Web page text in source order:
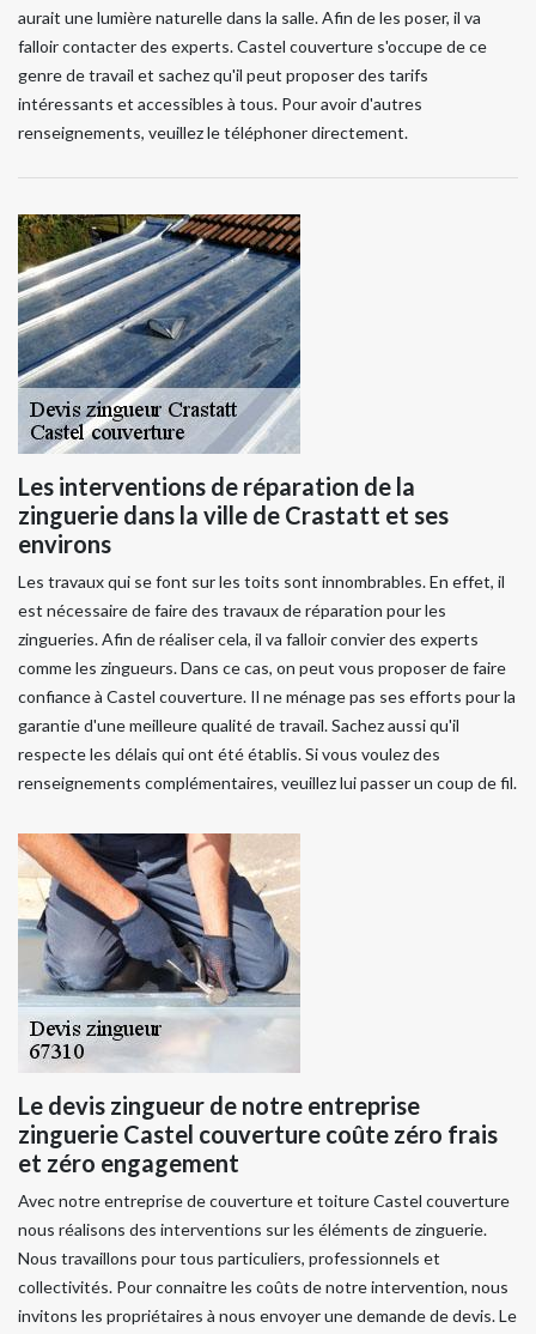
aurait une lumière naturelle dans la salle. Afin de les poser, il va
falloir contacter des experts. Castel couverture s'occupe de ce
genre de travail et sachez qu'il peut proposer des tarifs
intéressants et accessibles à tous. Pour avoir d'autres
renseignements, veuillez le téléphoner directement.
Les interventions de réparation de la
zinguerie dans la ville de Crastatt et ses
environs
Les travaux qui se font sur les toits sont innombrables. En effet, il
est nécessaire de faire des travaux de réparation pour les
zingueries. Afin de réaliser cela, il va falloir convier des experts
comme les zingueurs. Dans ce cas, on peut vous proposer de faire
confiance à Castel couverture. Il ne ménage pas ses efforts pour la
garantie d'une meilleure qualité de travail. Sachez aussi qu'il
respecte les délais qui ont été établis. Si vous voulez des
renseignements complémentaires, veuillez lui passer un coup de fil.
Le devis zingueur de notre entreprise
zinguerie Castel couverture coûte zéro frais
et zéro engagement
Avec notre entreprise de couverture et toiture Castel couverture
nous réalisons des interventions sur les éléments de zinguerie.
Nous travaillons pour tous particuliers, professionnels et
collectivités. Pour connaitre les coûts de notre intervention, nous
invitons les propriétaires à nous envoyer une demande de devis. Le